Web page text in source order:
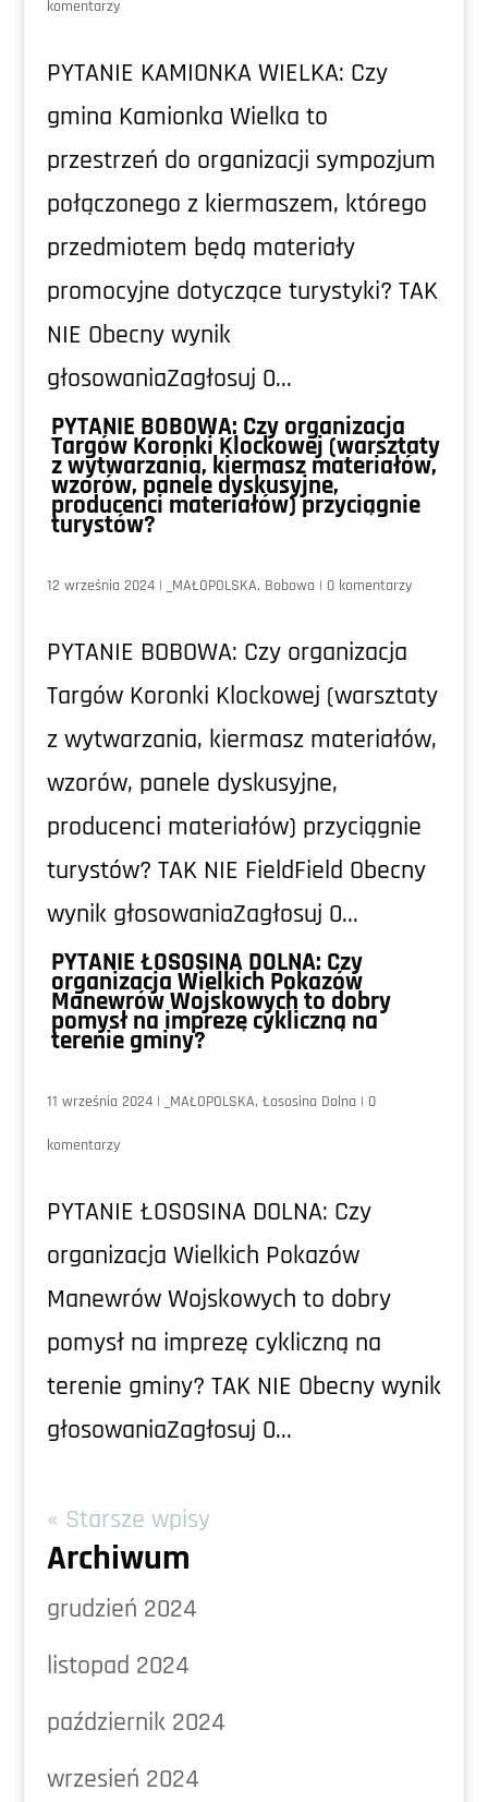
komentarzy
PYTANIE KAMIONKA WIELKA: Czy
gmina Kamionka Wielka to
przestrzeń do organizacji sympozjum
połączonego z kiermaszem, którego
przedmiotem będą materiały
promocyjne dotyczące turystyki? TAK
NIE Obecny wynik
głosowaniaZagłosuj 0...
PYTANIE BOBOWA: Czy organizacja
Targów Koronki Klockowej (warsztaty
z wytwarzania, kiermasz materiałów,
wzorów, panele dyskusyjne,
producenci materiałów) przyciągnie
turystów?
12 września 2024| _MAŁOPOLSKA, Bobowa | 0 komentarzy
PYTANIE BOBOWA: Czy organizacja
Targów Koronki Klockowej (warsztaty
z wytwarzania, kiermasz materiałów,
wzorów, panele dyskusyjne,
producenci materiałów) przyciągnie
turystów? TAK NIE FieldField Obecny
wynik głosowaniaZagłosuj 0...
PYTANIE ŁOSOSINA DOLNA: Czy
organizacja Wielkich Pokazów
Manewrów Wojskowych to dobry
pomysł na imprezę cykliczną na
terenie gminy?
11 września 2024| _MAŁOPOLSKA, Łososina Dolna | 0
komentarzy
PYTANIE ŁOSOSINA DOLNA: Czy
organizacja Wielkich Pokazów
Manewrów Wojskowych to dobry
pomysł na imprezę cykliczną na
terenie gminy? TAK NIE Obecny wynik
głosowaniaZagłosuj 0...
« Starsze wpisy
Archiwum
grudzień 2024
listopad 2024
październik 2024
wrzesień 2024